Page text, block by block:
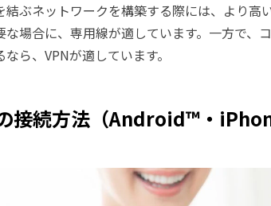
結ぶネットワークを構築する際には、より高
な場合に、専用線が適しています。一方で、
ら、VPNが適しています。
接続方法（Android™・